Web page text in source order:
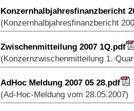
Konzernhalbjahresfinanzbericht
(Konzernhalbjahresfinanzbericht
Zwischenmitteilung 2007 1Q.pdf
(Konzernzwischenmitteilung 1.
AdHoc Meldung 2007 05 28.pdf
(Ad-Hoc-Meldung vom 28.05.2007)